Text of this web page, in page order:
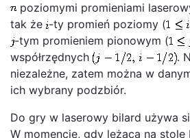
poziomymi promieniami
tak że -ty promień poziomy (
-tym promieniem pionowym (
współrzędnych
.
niezależne, zatem można w
ich wybrany podzbiór.
Do gry w laserowy bilard używa
W momencie, gdy leżąca na